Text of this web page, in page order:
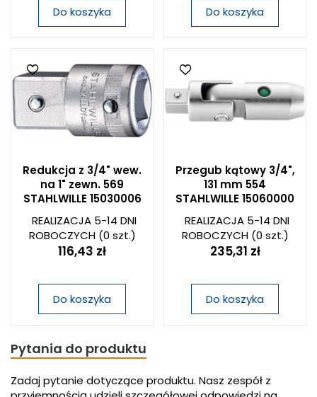
Do koszyka Do koszyka
Redukcja z 3/4" wew.
na 1" zewn. 569
STAHLWILLE 15030006
REALIZACJA 5-14 DNI
ROBOCZYCH(0 szt.)
116,43 zł
Do koszyka
Przegub kątowy 3/4",
131 mm 554
STAHLWILLE 15060000
REALIZACJA 5-14 DNI
ROBOCZYCH(0 szt.)
235,31 zł
Do koszyka
Pytania do produktu
Zadaj pytanie dotyczące produktu. Nasz zespół z